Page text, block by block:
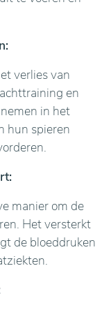
verlies van
en
in het
hun spieren
manier om de
Het versterkt
de bloeddruken